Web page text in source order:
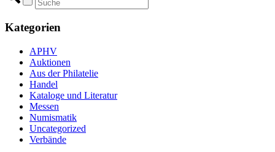
Kategorien
APHV
Auktionen
Aus der Philatelie
Handel
Kataloge und Literatur
Messen
Numismatik
Uncategorized
Verbände